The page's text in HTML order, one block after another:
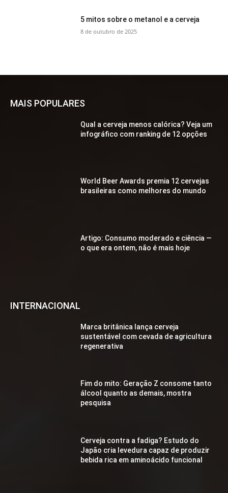
5 mitos sobre o metanol e a cerveja
8 de outubro de 2025
MAIS POPULARES
Qual a cerveja menos calórica? Veja um
infográfico com ranking de 12 opções
World Beer Awards premia 12 cervejas
brasileiras como melhores do mundo
Artigo: Consumo moderado e ciência —
o que era ontem, não é mais hoje
INTERNACIONAL
Marca britânica lança cerveja
sustentável com cevada de agricultura
regenerativa
Fim do mito: Geração Z consome tanto
álcool quanto as demais, mostra
pesquisa
Cerveja contra a fadiga? Estudo do
Japão cria levedura capaz de produzir
bebida rica em aminoácido funcional